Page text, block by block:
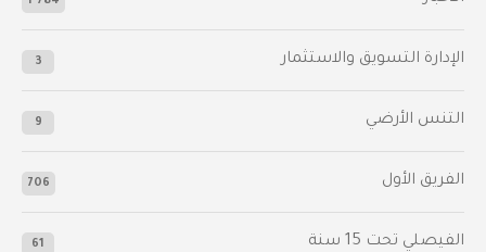
الإدارة التسويق والاستثمار 3
التنس الأرضي 9
الفريق الأول 706
الفيصلي‬⁩ تحت 15 سنة 61